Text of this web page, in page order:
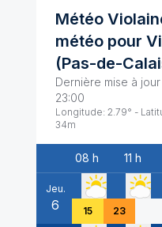
Météo
météo pour
(Pas-de-
Dernière mise à jour
23:00
Longitude: 2.79° -
34m
Date
08 h 11 h
Jeu.
6 15 23